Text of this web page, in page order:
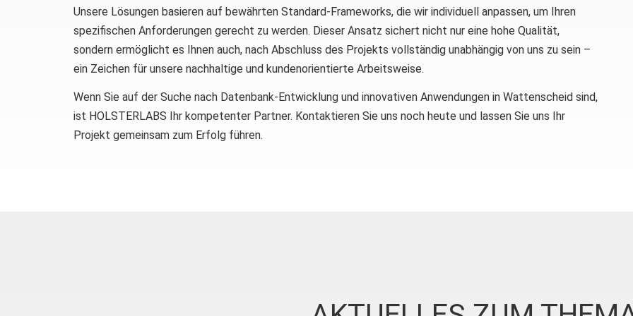
Unsere Lösungen basieren auf bewährten Standard-Frameworks, die wir individuell anpassen, um Ihren
spezifischen Anforderungen gerecht zu werden. Dieser Ansatz sichert nicht nur eine hohe Qualität,
sondern ermöglicht es Ihnen auch, nach Abschluss des Projekts vollständig unabhängig von uns zu sein –
ein Zeichen für unsere nachhaltige und kundenorientierte Arbeitsweise.
Wenn Sie auf der Suche nach Datenbank-Entwicklung und innovativen Anwendungen in Wattenscheid sind,
ist HOLSTERLABS Ihr kompetenter Partner. Kontaktieren Sie uns noch heute und lassen Sie uns Ihr
Projekt gemeinsam zum Erfolg führen.